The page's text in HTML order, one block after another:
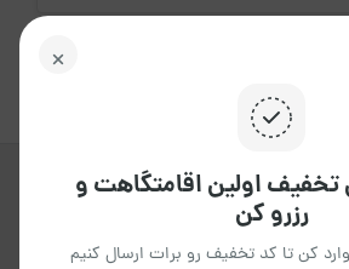
هوشمند ،
، در تمامی
تخفیف اولین اقامتگاهت و
رزرو کن
کن تا کد تخفیف رو برات ارسال کنیم